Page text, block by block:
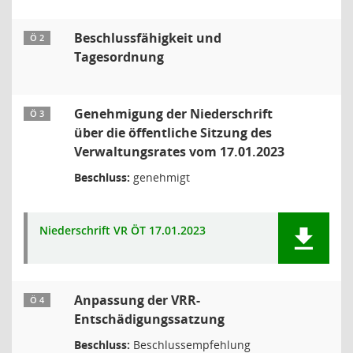
Ö 2
Beschlussfähigkeit und
Tagesordnung
Ö 3
Genehmigung der Niederschrift
über die öffentliche Sitzung des
Verwaltungsrates vom 17.01.2023
Beschluss: genehmigt
Niederschrift VR ÖT 17.01.2023
Ö 4
Anpassung der VRR-
Entschädigungssatzung
Beschluss: Beschlussempfehlung